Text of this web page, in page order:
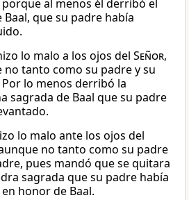
al menos él derribó el
Baal, que su padre había
lo malo a los ojos del Señor,
no tanto como su padre y su
lo menos derribó la
sagrada de Baal que su padre
lo malo ante los ojos del
no tanto como su padre
pues mandó que se quitara
sagrada que su padre había
honor de Baal.